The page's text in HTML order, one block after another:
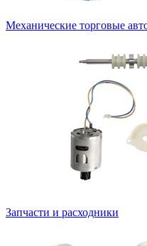
Механические торговые
Запчасти и расходники